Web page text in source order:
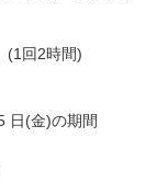
(1回2時間)
日(金)の期間